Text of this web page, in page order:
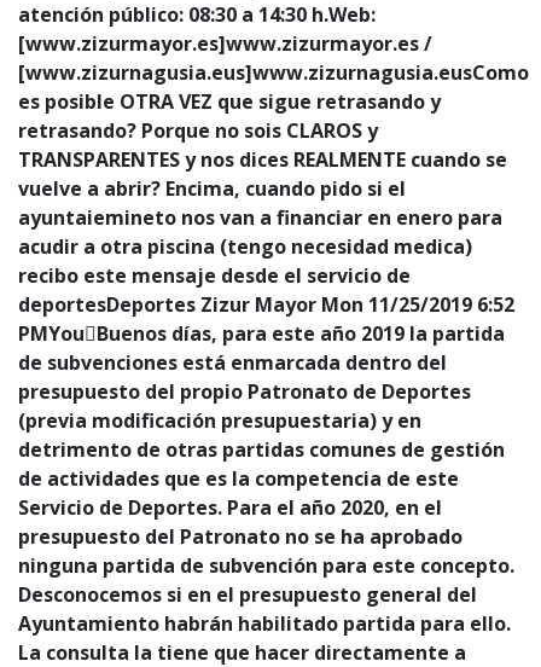
atención público: 08:30 a 14:30 h.Web:
[www.zizurmayor.es]www.zizurmayor.es /
[www.zizurnagusia.eus]www.zizurnagusia.eusComo
es posible OTRA VEZ que sigue retrasando y
retrasando? Porque no sois CLAROS y
TRANSPARENTES y nos dices REALMENTE cuando se
vuelve a abrir? Encima, cuando pido si el
ayuntaiemineto nos van a financiar en enero para
acudir a otra piscina (tengo necesidad medica)
recibo este mensaje desde el servicio de
deportesDeportes Zizur Mayor Mon 11/25/2019 6:52
PMYouBuenos días, para este año 2019 la partida
de subvenciones está enmarcada dentro del
presupuesto del propio Patronato de Deportes
(previa modificación presupuestaria) y en
detrimento de otras partidas comunes de gestión
de actividades que es la competencia de este
Servicio de Deportes. Para el año 2020, en el
presupuesto del Patronato no se ha aprobado
ninguna partida de subvención para este concepto.
Desconocemos si en el presupuesto general del
Ayuntamiento habrán habilitado partida para ello.
La consulta la tiene que hacer directamente a